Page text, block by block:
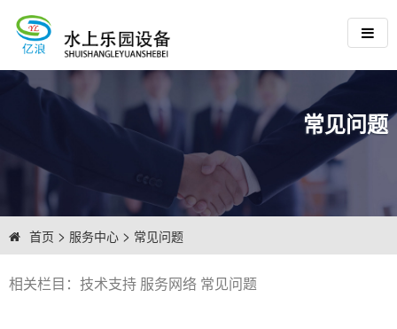
常见问题
首页 > 服务中心 > 常见问题
相关栏目： 技术支持 服务网络 常见问题